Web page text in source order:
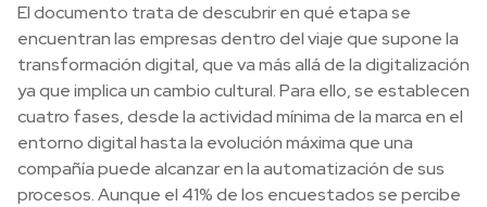
El documento trata de descubrir en qué etapa se
encuentran las empresas dentro del viaje que supone la
transformación digital, que va más allá de la digitalización
ya que implica un cambio cultural. Para ello, se establecen
cuatro fases, desde la actividad mínima de la marca en el
entorno digital hasta la evolución máxima que una
compañía puede alcanzar en la automatización de sus
procesos. Aunque el 41% de los encuestados se percibe